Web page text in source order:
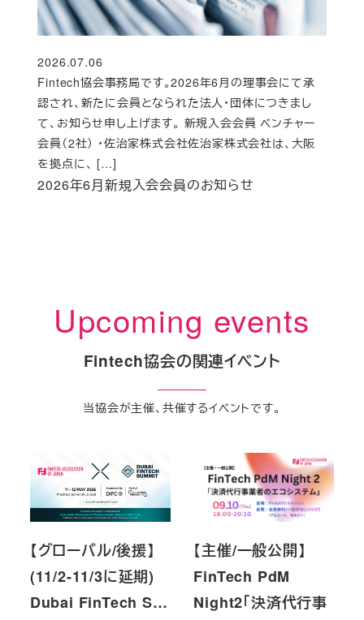
2026年6月新規入会会員のお知らせ
Fintech協会事務局です。2026年6月の理事会にて承
認され、新たに会員となられた法人・団体につきまし
て、お知らせ申し上げます。 新規入会会員 ベンチャー
会員（2社） ・佐治家株式会社佐治家株式会社は、大阪
を拠点に、 […]
投稿日
2026.07.06
Upcoming events
Fintech協会の関連イベント
当協会が主催、共催するイベントです。
【グローバル/後援】
(11/2-11/3に延期)
Dubai FinTech S…
【主催/一般公開】
FinTech PdM
Night2「決済代行事